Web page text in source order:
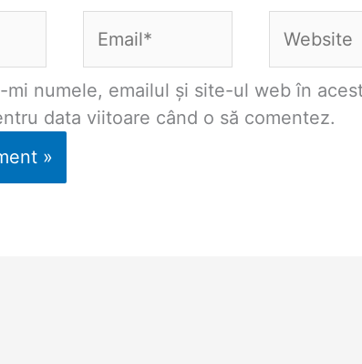
mi numele, emailul și site-ul web în
data viitoare când o să comentez.